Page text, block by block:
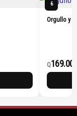
6
Orgullo y
Q169.00